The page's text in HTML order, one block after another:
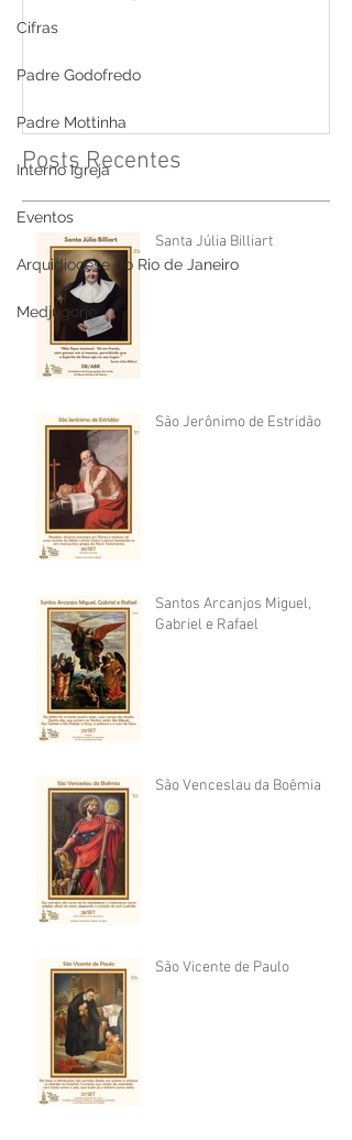
Cifras
Padre Godofredo
Padre Mottinha
Interno Igreja
Eventos
Arquidiocese do Rio de Janeiro
Medjugorje
Posts Recentes
Santa Júlia Billiart
São Jerônimo de Estridão
Santos Arcanjos Miguel,
Gabriel e Rafael
São Venceslau da Boêmia
São Vicente de Paulo